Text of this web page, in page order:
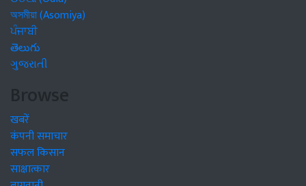
অসমীয়া (Asomiya)
ਪੰਜਾਬੀ
తెలుగు
ગુજરાતી
Browse
खबरें
कंपनी समाचार
सफल किसान
साक्षात्कार